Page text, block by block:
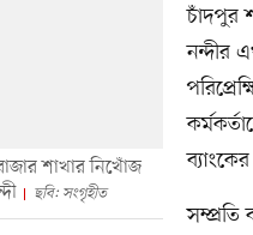
শাখার নিখোঁজ
ছবি: সংগৃহীত
চাঁদপুর
নন্দীর
সম্প্রতি